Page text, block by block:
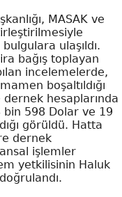
MASAK ve
ulaşıldı.
bağış toplayan
incelemelerde,
boşaltıldığı
hesaplarında
bin 598 Dolar ve 19
görüldü. Hatta
dernek
işlemler
yetkilisinin Haluk